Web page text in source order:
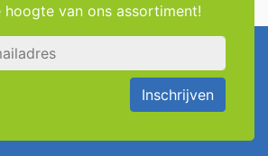
hoogte van ons assortiment!
Inschrijven